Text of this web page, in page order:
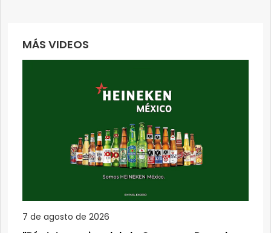
MÁS VIDEOS
7 de agosto de 2026